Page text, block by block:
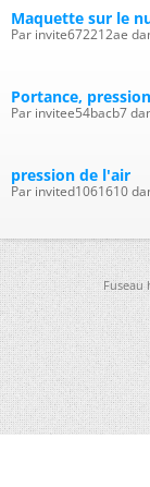
Maquette sur le
Par invite672212ae
Portance,
Par invitee54bacb7
pression de l'air
Par invited1061610
Fuseau